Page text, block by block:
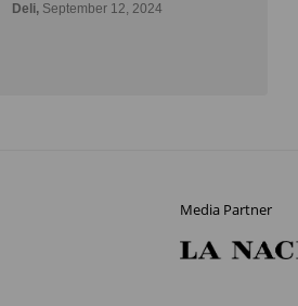
Deli, September 12, 2024
Media Partner